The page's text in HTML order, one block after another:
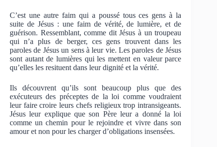
C’est une autre faim qui a poussé tous ces gens à la
suite de Jésus : une faim de vérité, de lumière, et de
guérison. Ressemblant, comme dit Jésus à un troupeau
qui n’a plus de berger, ces gens trouvent dans les
paroles de Jésus un sens à leur vie. Les paroles de Jésus
sont autant de lumières qui les mettent en valeur parce
qu’elles les resituent dans leur dignité et la vérité.
Ils découvrent qu’ils sont beaucoup plus que des
exécuteurs des préceptes de la loi comme voudraient
leur faire croire leurs chefs religieux trop intransigeants.
Jésus leur explique que son Père leur a donné la loi
comme un chemin pour le rejoindre et vivre dans son
amour et non pour les charger d’obligations insensées.